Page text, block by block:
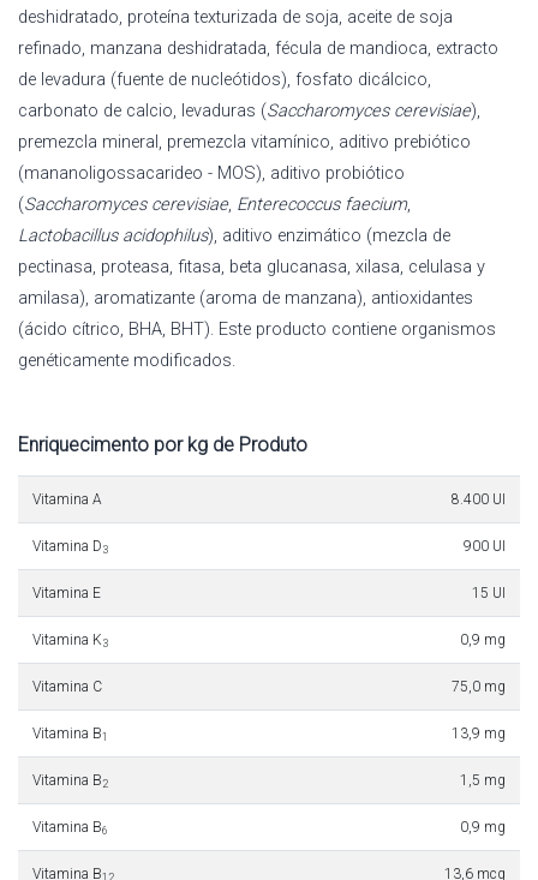
deshidratado, proteína texturizada de soja, aceite de soja
refinado, manzana deshidratada, fécula de mandioca, extracto
de levadura (fuente de nucleótidos), fosfato dicálcico,
carbonato de calcio, levaduras (Saccharomyces cerevisiae),
premezcla mineral, premezcla vitamínico, aditivo prebiótico
(mananoligossacarideo - MOS), aditivo probiótico
(Saccharomyces cerevisiae, Enterecoccus faecium,
Lactobacillus acidophilus), aditivo enzimático (mezcla de
pectinasa, proteasa, fitasa, beta glucanasa, xilasa, celulasa y
amilasa), aromatizante (aroma de manzana), antioxidantes
(ácido cítrico, BHA, BHT). Este producto contiene organismos
genéticamente modificados.
Enriquecimento por kg de Produto
Vitamina A 8.400 UI
Vitamina D 3 900 UI
Vitamina E 15 UI
Vitamina K3 0,9 mg
Vitamina C 75,0 mg
Vitamina B1 13,9 mg
Vitamina B2 1,5 mg
Vitamina B6 0,9 mg
Vitamina B 13,6 mcg